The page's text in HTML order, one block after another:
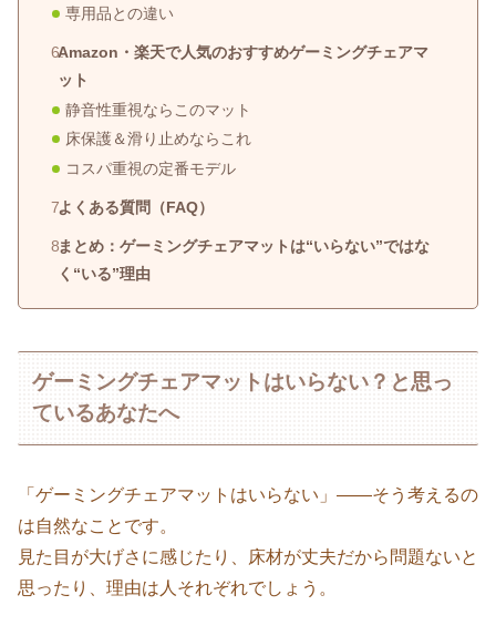
専用品との違い
Amazon・楽天で人気のおすすめゲーミングチェアマ
ット
静音性重視ならこのマット
床保護＆滑り止めならこれ
コスパ重視の定番モデル
よくある質問（FAQ）
まとめ：ゲーミングチェアマットは“いらない”ではな
く“いる”理由
ゲーミングチェアマットはいらない？と思っ
ているあなたへ
「ゲーミングチェアマットはいらない」——そう考えるの
は自然なことです。
見た目が大げさに感じたり、床材が丈夫だから問題ないと
思ったり、理由は人それぞれでしょう。